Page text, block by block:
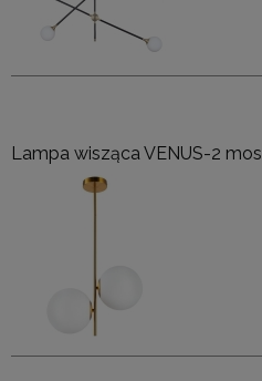
Lampa wisząca VENUS-2